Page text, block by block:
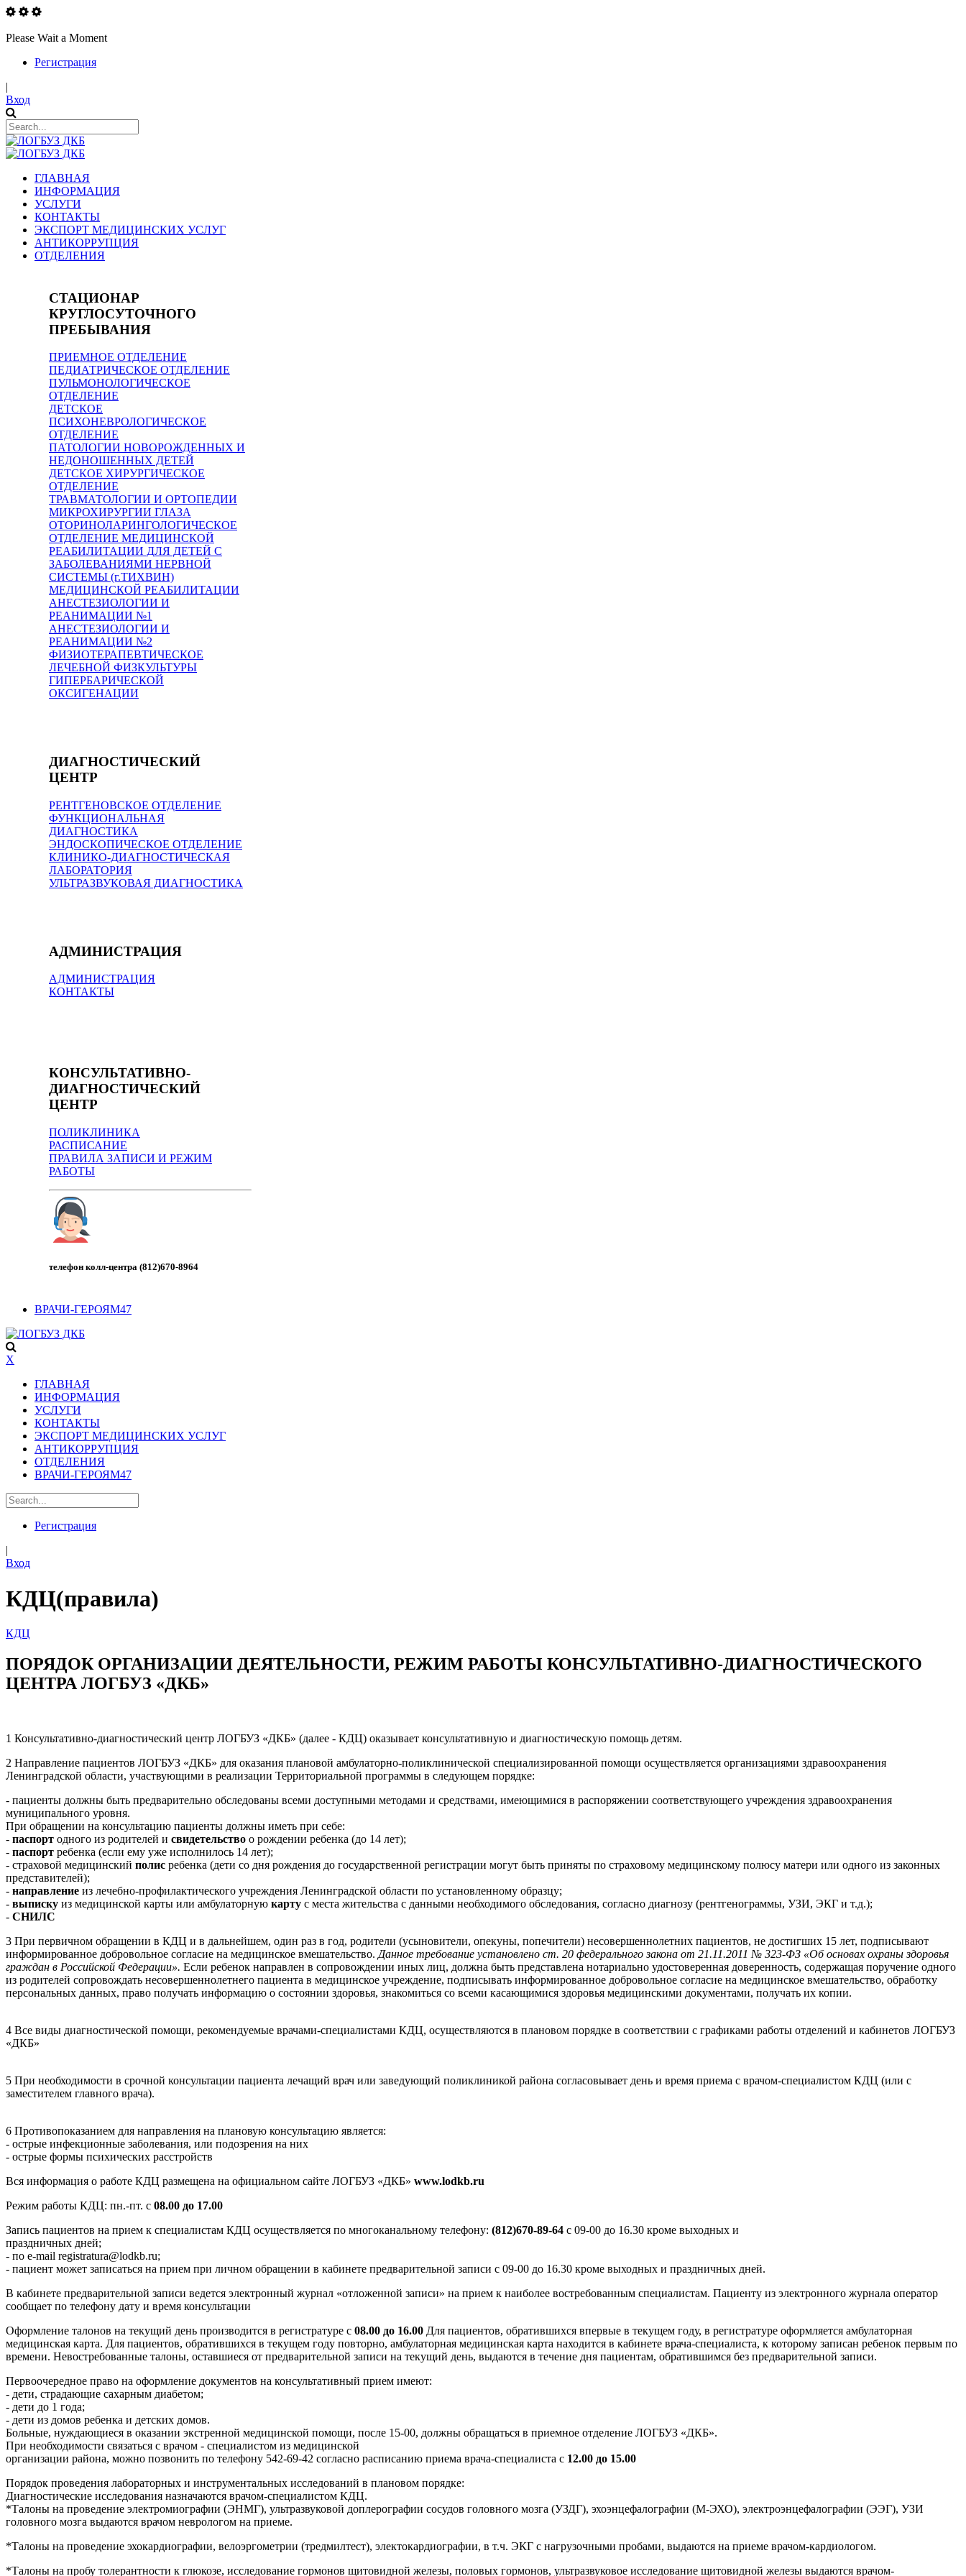
Please Wait a Moment
Регистрация
|
Вход
ГЛАВНАЯ
ИНФОРМАЦИЯ
УСЛУГИ
КОНТАКТЫ
ЭКСПОРТ МЕДИЦИНСКИХ УСЛУГ
АНТИКОРРУПЦИЯ
ОТДЕЛЕНИЯ
СТАЦИОНАР
КРУГЛОСУТОЧНОГО
ПРЕБЫВАНИЯ
ПРИЕМНОЕ ОТДЕЛЕНИЕ
ПЕДИАТРИЧЕСКОЕ ОТДЕЛЕНИЕ
ПУЛЬМОНОЛОГИЧЕСКОЕ
ОТДЕЛЕНИЕ
ДЕТСКОЕ
ПСИХОНЕВРОЛОГИЧЕСКОЕ
ОТДЕЛЕНИЕ
ПАТОЛОГИИ НОВОРОЖДЕННЫХ И
НЕДОНОШЕННЫХ ДЕТЕЙ
ДЕТСКОЕ ХИРУРГИЧЕСКОЕ
ОТДЕЛЕНИЕ
ТРАВМАТОЛОГИИ И ОРТОПЕДИИ
МИКРОХИРУРГИИ ГЛАЗА
ОТОРИНОЛАРИНГОЛОГИЧЕСКОЕ
ОТДЕЛЕНИЕ МЕДИЦИНСКОЙ
РЕАБИЛИТАЦИИ ДЛЯ ДЕТЕЙ С
ЗАБОЛЕВАНИЯМИ НЕРВНОЙ
СИСТЕМЫ (г.ТИХВИН)
МЕДИЦИНСКОЙ РЕАБИЛИТАЦИИ
АНЕСТЕЗИОЛОГИИ И
РЕАНИМАЦИИ №1
АНЕСТЕЗИОЛОГИИ И
РЕАНИМАЦИИ №2
ФИЗИОТЕРАПЕВТИЧЕСКОЕ
ЛЕЧЕБНОЙ ФИЗКУЛЬТУРЫ
ГИПЕРБАРИЧЕСКОЙ
ОКСИГЕНАЦИИ
ДИАГНОСТИЧЕСКИЙ
ЦЕНТР
РЕНТГЕНОВСКОЕ ОТДЕЛЕНИЕ
ФУНКЦИОНАЛЬНАЯ
ДИАГНОСТИКА
ЭНДОСКОПИЧЕСКОЕ ОТДЕЛЕНИЕ
КЛИНИКО-ДИАГНОСТИЧЕСКАЯ
ЛАБОРАТОРИЯ
УЛЬТРАЗВУКОВАЯ ДИАГНОСТИКА
АДМИНИСТРАЦИЯ
АДМИНИСТРАЦИЯ
КОНТАКТЫ
КОНСУЛЬТАТИВНО-
ДИАГНОСТИЧЕСКИЙ
ЦЕНТР
ПОЛИКЛИНИКА
РАСПИСАНИЕ
ПРАВИЛА ЗАПИСИ И РЕЖИМ
РАБОТЫ
телефон колл-центра (812)670-8964
ВРАЧИ-ГЕРОЯМ47
X
ГЛАВНАЯ
ИНФОРМАЦИЯ
УСЛУГИ
КОНТАКТЫ
ЭКСПОРТ МЕДИЦИНСКИХ УСЛУГ
АНТИКОРРУПЦИЯ
ОТДЕЛЕНИЯ
ВРАЧИ-ГЕРОЯМ47
Регистрация
|
Вход
КДЦ(правила)
КДЦ
ПОРЯДОК ОРГАНИЗАЦИИ ДЕЯТЕЛЬНОСТИ, РЕЖИМ РАБОТЫ КОНСУЛЬТАТИВНО-ДИАГНОСТИЧЕСКОГО
ЦЕНТРА ЛОГБУЗ «ДКБ»
1 Консультативно-диагностический центр ЛОГБУЗ «ДКБ» (далее - КДЦ) оказывает консультативную и диагностическую помощь детям.
2 Направление пациентов ЛОГБУЗ «ДКБ» для оказания плановой амбулаторно-поликлинической специализированной помощи осуществляется организациями здравоохранения
Ленинградской области, участвующими в реализации Территориальной программы в следующем порядке:
- пациенты должны быть предварительно обследованы всеми доступными методами и средствами, имеющимися в распоряжении соответствующего учреждения здравоохранения
муниципального уровня.
При обращении на консультацию пациенты должны иметь при себе:
- паспорт одного из родителей и свидетельство о рождении ребенка (до 14 лет);
- паспорт ребенка (если ему уже исполнилось 14 лет);
- страховой медицинский полис ребенка (дети со дня рождения до государственной регистрации могут быть приняты по страховому медицинскому полюсу матери или одного из законных
представителей);
- направление из лечебно-профилактического учреждения Ленинградской области по установленному образцу;
- выписку из медицинской карты или амбулаторную карту с места жительства с данными необходимого обследования, согласно диагнозу (рентгенограммы, УЗИ, ЭКГ и т.д.);
- СНИЛС
3 При первичном обращении в КДЦ и в дальнейшем, один раз в год, родители (усыновители, опекуны, попечители) несовершеннолетних пациентов, не достигших 15 лет, подписывают
информированное добровольное согласие на медицинское вмешательство. Данное требование установлено ст. 20 федерального закона от 21.11.2011 № 323-ФЗ «Об основах охраны здоровья
граждан в Российской Федерации». Если ребенок направлен в сопровождении иных лиц, должна быть представлена нотариально удостоверенная доверенность, содержащая поручение одного
из родителей сопровождать несовершеннолетнего пациента в медицинское учреждение, подписывать информированное добровольное согласие на медицинское вмешательство, обработку
персональных данных, право получать информацию о состоянии здоровья, знакомиться со всеми касающимися здоровья медицинскими документами, получать их копии.
4 Все виды диагностической помощи, рекомендуемые врачами-специалистами КДЦ, осуществляются в плановом порядке в соответствии с графиками работы отделений и кабинетов ЛОГБУЗ
«ДКБ»
5 При необходимости в срочной консультации пациента лечащий врач или заведующий поликлиникой района согласовывает день и время приема с врачом-специалистом КДЦ (или с
заместителем главного врача).
6 Противопоказанием для направления на плановую консультацию является:
- острые инфекционные заболевания, или подозрения на них
- острые формы психических расстройств
Вся информация о работе КДЦ размещена на официальном сайте ЛОГБУЗ «ДКБ» www.lodkb.ru
Режим работы КДЦ: пн.-пт. с 08.00 до 17.00
Запись пациентов на прием к специалистам КДЦ осуществляется по многоканальному телефону: (812)670-89-64 с 09-00 до 16.30 кроме выходных и
праздничных дней;
- по e-mail registratura@lodkb.ru;
- пациент может записаться на прием при личном обращении в кабинете предварительной записи с 09-00 до 16.30 кроме выходных и праздничных дней.
В кабинете предварительной записи ведется электронный журнал «отложенной записи» на прием к наиболее востребованным специалистам. Пациенту из электронного журнала оператор
сообщает по телефону дату и время консультации
Оформление талонов на текущий день производится в регистратуре с 08.00 до 16.00 Для пациентов, обратившихся впервые в текущем году, в регистратуре оформляется амбулаторная
медицинская карта. Для пациентов, обратившихся в текущем году повторно, амбулаторная медицинская карта находится в кабинете врача-специалиста, к которому записан ребенок первым по
времени. Невостребованные талоны, оставшиеся от предварительной записи на текущий день, выдаются в течение дня пациентам, обратившимся без предварительной записи.
Первоочередное право на оформление документов на консультативный прием имеют:
- дети, страдающие сахарным диабетом;
- дети до 1 года;
- дети из домов ребенка и детских домов.
Больные, нуждающиеся в оказании экстренной медицинской помощи, после 15-00, должны обращаться в приемное отделение ЛОГБУЗ «ДКБ».
При необходимости связаться с врачом - специалистом из медицинской
организации района, можно позвонить по телефону 542-69-42 согласно расписанию приема врача-специалиста c 12.00 до 15.00
Порядок проведения лабораторных и инструментальных исследований в плановом порядке:
Диагностические исследования назначаются врачом-специалистом КДЦ.
*Талоны на проведение электромиографии (ЭНМГ), ультразвуковой доплерографии сосудов головного мозга (УЗДГ), эхоэнцефалографии (М-ЭХО), электроэнцефалографии (ЭЭГ), УЗИ
головного мозга выдаются врачом неврологом на приеме.
*Талоны на проведение эхокардиографии, велоэргометрии (тредмилтест), электокардиографии, в т.ч. ЭКГ с нагрузочными пробами, выдаются на приеме врачом-кардиологом.
*Талоны на пробу толерантности к глюкозе, исследование гормонов щитовидной железы, половых гормонов, ультразвуковое исследование щитовидной железы выдаются врачом-